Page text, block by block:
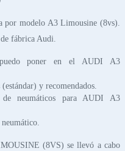
por modelo A3 Limousine (8vs).
de fábrica Audi.
puedo poner en el AUDI A3
y recomendados.
neumáticos para AUDI A3
(8VS) se llevó a cabo